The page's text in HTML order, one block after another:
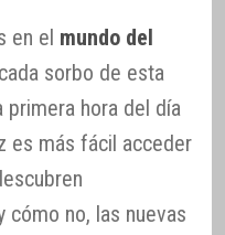
en el mundo del
sorbo de esta
primera hora del día
es más fácil acceder
no, las nuevas